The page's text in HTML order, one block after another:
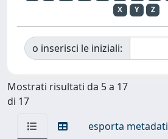
X
Y Z
o inserisci le iniziali:
Mostrati risultati da 5 a 17
di 17
esporta metadati